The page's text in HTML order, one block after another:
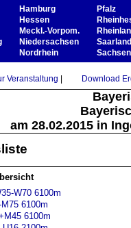
Hamburg
Hessen
Meckl.-Vorpom.
Niedersachsen
Nordrhein
Pfalz
Saarland
Sachsen
Veranstaltung Download
am 28.02.2015 in
W70 6100m
6100m
6100m